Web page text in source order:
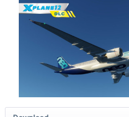
Diamond DA-62